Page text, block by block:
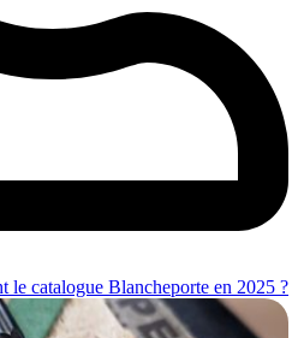
le catalogue Blancheporte en 2025 ?